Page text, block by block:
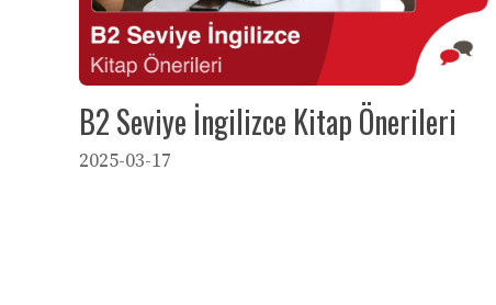
B2 Seviye İngilizce Kitap Önerileri
2025-03-17